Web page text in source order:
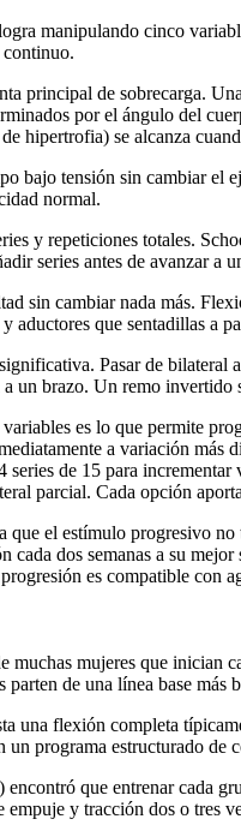
manipulando cinco
principal de sobrecarga.
por el ángulo del
hipertrofia) se alcanza
bajo tensión sin cambiar el
normal.
y repeticiones totales.
series antes de avanzar a
sin cambiar nada más.
aductores que sentadillas a
Pasar de bilateral
un brazo. Un remo invertido
es lo que permite
a variación
de 15 para
parcial. Cada opción
el estímulo progresivo no
cada dos semanas a su
es compatible con
muchas mujeres que inician
de una línea base más
una flexión completa
programa estructurado
que entrenar cada
y tracción dos o tres